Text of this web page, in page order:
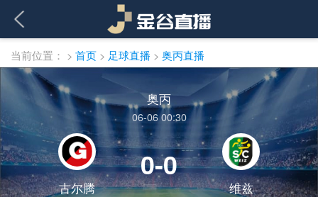
当前位置： > 首页 > 足球直播 > 奥丙直播
奥丙
06-06 00:30
古尔腾
0-0
维兹